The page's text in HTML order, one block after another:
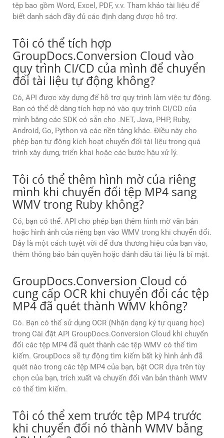
tệp bao gồm Word, Excel, PDF, v.v. Tham khảo tài liệu để
biết danh sách đầy đủ các định dạng được hỗ trợ.
Tôi có thể tích hợp
GroupDocs.Conversion Cloud vào
quy trình CI/CD của mình để chuyển
đổi tài liệu tự động không?
Có, API được xây dựng để hỗ trợ quy trình làm việc tự động.
Bạn có thể dễ dàng tích hợp nó vào quy trình CI/CD của
mình bằng các SDK có sẵn cho .NET, Java, PHP, Ruby,
Android, Go, Python và các nền tảng khác. Điều này cho
phép bạn tự động kích hoạt chuyển đổi tài liệu trong quá
trình xây dựng, triển khai hoặc các bước hậu xử lý.
Tôi có thể thêm hình mờ của riêng
mình khi chuyển đổi tệp MP4 sang
WMV trong Ruby không?
Có, bạn có thể. API cho phép bạn thêm hình mờ văn bản
hoặc hình ảnh của riêng bạn vào WMV trong khi chuyển đổi.
Đây là một cách tuyệt vời để đưa thương hiệu của bạn vào,
thêm thông báo bản quyền hoặc đánh dấu tài liệu là bí mật.
GroupDocs.Conversion Cloud có
cung cấp OCR khi chuyển đổi các tệp
MP4 đã quét thành WMV không?
Có. Bạn có thể sử dụng OCR (Nhận dạng ký tự quang học)
trong Cài đặt API GroupDocs.Conversion Cloud khi chuyển
đổi các tệp MP4 đã quét thành các tệp WMV có thể tìm
kiếm. GroupDocs sẽ tự động tìm kiếm bất kỳ hình ảnh đã
quét nào trong các tệp MP4 của bạn, bật OCR dựa trên tùy
chọn của bạn, trích xuất và chuyển đổi văn bản thành WMV
có thể tìm kiếm.
Tôi có thể xem trước tệp MP4 trước
khi chuyển đổi nó thành WMV bằng